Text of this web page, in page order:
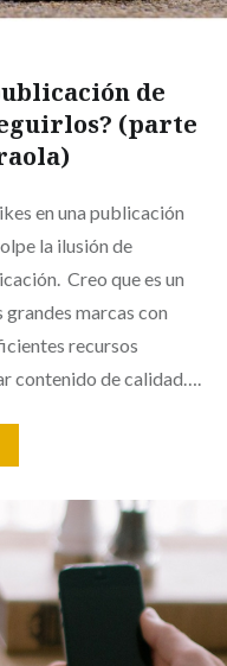
de
(parte
en una publicación
la ilusión de
Creo que es un
marcas con
recursos
contenido de calidad….